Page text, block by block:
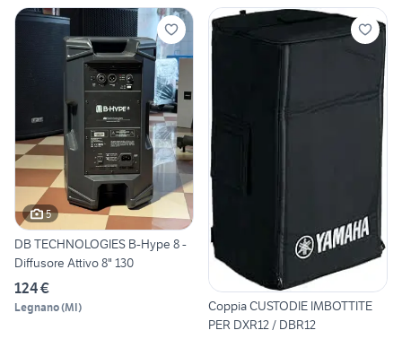
5
DB TECHNOLOGIES B-Hype 8 -
Diffusore Attivo 8" 130
124 €
Legnano(MI)
Coppia CUSTODIE IMBOTTITE
PER DXR12 / DBR12